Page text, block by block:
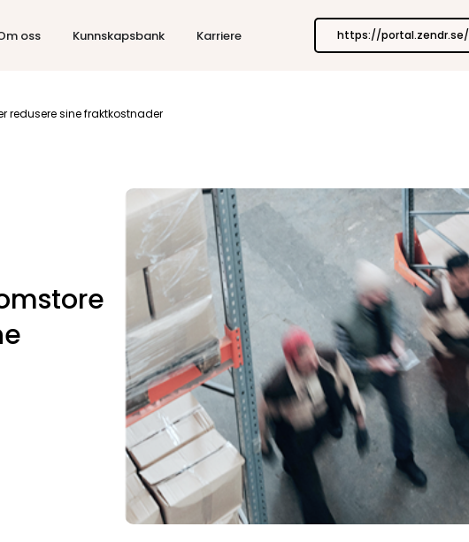
oss Kunnskapsbank Karriere https://portal.zendr.se/
redusere sine fraktkostnader